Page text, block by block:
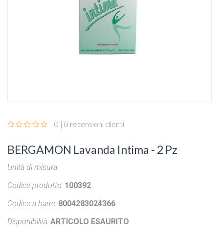
0 | 0 recensioni clienti
BERGAMON Lavanda Intima - 2 Pz
Unità di misura:
Codice prodotto: 100392
Codice a barre: 8004283024366
Disponibilità:ARTICOLO ESAURITO